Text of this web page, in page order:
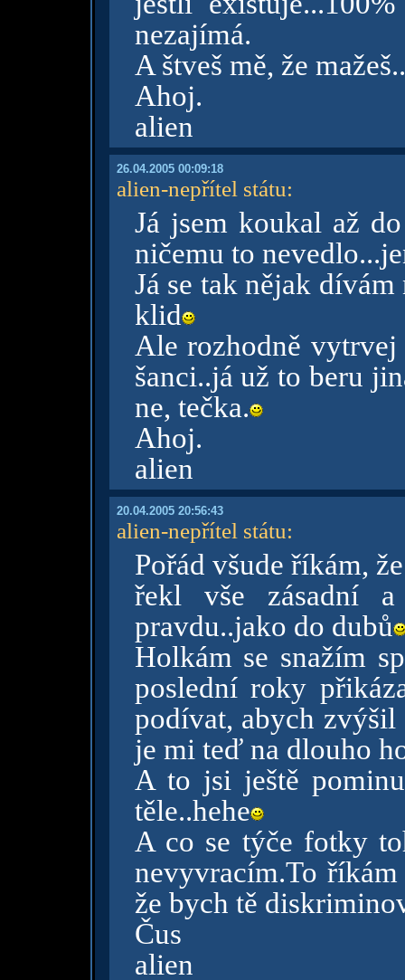
nezajímá.
A štveš mě, že mažeš..
Ahoj.
alien
26.04.2005 00:09:18
alien-nepřítel státu:
Já jsem koukal až
ničemu to
Já se tak nějak dívám
klid
Ale rozhodně
šanci..já už to beru
ne, tečka.
Ahoj.
alien
20.04.2005 20:56:43
alien-nepřítel státu:
Pořád všude říkám,
řekl vše zásadní
pravdu..jako do dubů
Holkám se snažím
poslední roky
podívat, abych zvýšil
je mi teď na dlouho
A to jsi ještě
těle..hehe
A co se týče fotky
nevyvracím.To
že bych tě
Čus
alien